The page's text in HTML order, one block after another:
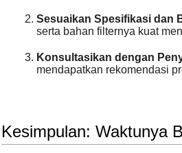
Sesuaikan Spesifikasi dan
serta bahan filternya kuat
Konsultasikan dengan
mendapatkan rekomendasi
Kesimpulan: Waktunya